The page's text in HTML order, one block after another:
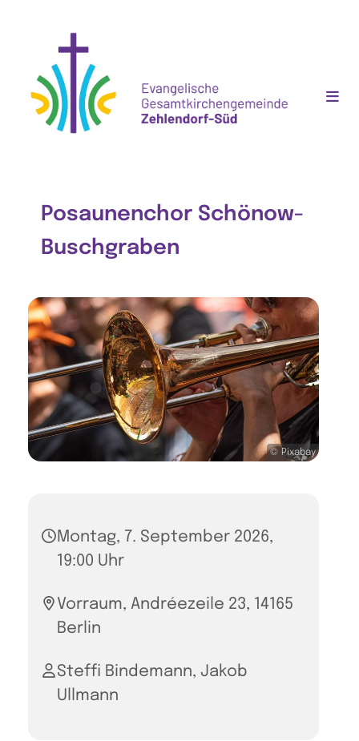
Posaunenchor Schönow-
Buschgraben
© Pixabay
Montag, 7. September 2026,
19:00 Uhr
Vorraum, Andréezeile 23, 14165
Berlin
Steffi Bindemann, Jakob
Ullmann